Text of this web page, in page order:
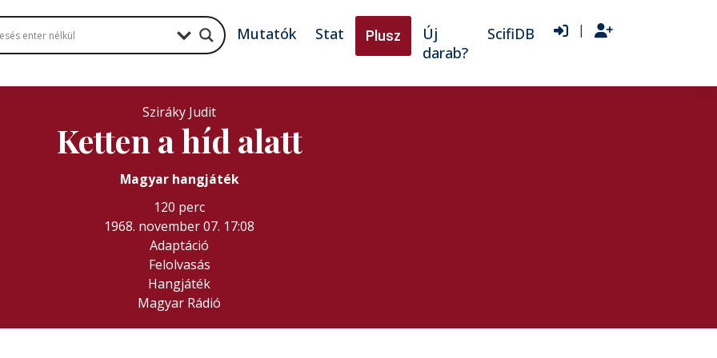
Mutatók Stat Plusz
Új
darab?
ScifiDB |
Sziráky Judit
Ketten a híd alatt
Magyar hangjáték
120 perc
1968. november 07. 17:08
Adaptáció
Felolvasás
Hangjáték
Magyar Rádió